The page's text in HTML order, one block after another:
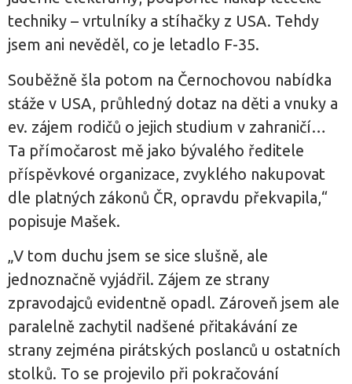
techniky – vrtulníky a stíhačky z USA. Tehdy
jsem ani nevěděl, co je letadlo F-35.
Souběžně šla potom na Černochovou nabídka
stáže v USA, průhledný dotaz na děti a vnuky a
ev. zájem rodičů o jejich studium v zahraničí…
Ta přímočarost mě jako bývalého ředitele
příspěvkové organizace, zvyklého nakupovat
dle platných zákonů ČR, opravdu překvapila,“
popisuje Mašek.
„V tom duchu jsem se sice slušně, ale
jednoznačně vyjádřil. Zájem ze strany
zpravodajců evidentně opadl. Zároveň jsem ale
paralelně zachytil nadšené přitakávání ze
strany zejména pirátských poslanců u ostatních
stolků. To se projevilo při pokračování